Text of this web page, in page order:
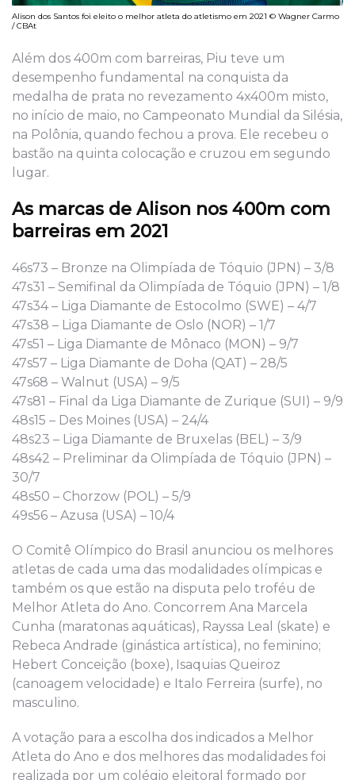
Alison dos Santos foi eleito o melhor atleta do atletismo em 2021 © Wagner Carmo
/ CBAt
Além dos 400m com barreiras, Piu teve um
desempenho fundamental na conquista da
medalha de prata no revezamento 4x400m misto,
no início de maio, no Campeonato Mundial da Silésia,
na Polônia, quando fechou a prova. Ele recebeu o
bastão na quinta colocação e cruzou em segundo
lugar.
As marcas de Alison nos 400m com
barreiras em 2021
46s73 – Bronze na Olimpíada de Tóquio (JPN) – 3/8
47s31 – Semifinal da Olimpíada de Tóquio (JPN) – 1/8
47s34 – Liga Diamante de Estocolmo (SWE) – 4/7
47s38 – Liga Diamante de Oslo (NOR) – 1/7
47s51 – Liga Diamante de Mônaco (MON) – 9/7
47s57 – Liga Diamante de Doha (QAT) – 28/5
47s68 – Walnut (USA) – 9/5
47s81 – Final da Liga Diamante de Zurique (SUI) – 9/9
48s15 – Des Moines (USA) – 24/4
48s23 – Liga Diamante de Bruxelas (BEL) – 3/9
48s42 – Preliminar da Olimpíada de Tóquio (JPN) –
30/7
48s50 – Chorzow (POL) – 5/9
49s56 – Azusa (USA) – 10/4
O Comitê Olímpico do Brasil anunciou os melhores
atletas de cada uma das modalidades olímpicas e
também os que estão na disputa pelo troféu de
Melhor Atleta do Ano. Concorrem Ana Marcela
Cunha (maratonas aquáticas), Rayssa Leal (skate) e
Rebeca Andrade (ginástica artística), no feminino;
Hebert Conceição (boxe), Isaquias Queiroz
(canoagem velocidade) e Italo Ferreira (surfe), no
masculino.
A votação para a escolha dos indicados a Melhor
Atleta do Ano e dos melhores das modalidades foi
realizada por um colégio eleitoral formado por